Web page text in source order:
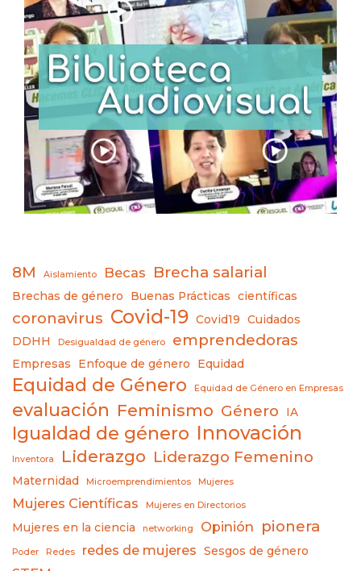
8M Aislamiento Becas Brecha salarial
Brechas de género Buenas Prácticas científicas
coronavirus Covid-19 Covid19
Cuidados
DDHH
Desigualdad de género emprendedoras
Empresas Enfoque de género Equidad
Equidad de Género Equidad de Género en Empresas
evaluación Feminismo Género IA
Igualdad de género Innovación
Inventora Liderazgo Liderazgo Femenino
Maternidad Microemprendimientos Mujeres
Mujeres Científicas Mujeres en Directorios
Mujeres en la ciencia networking Opinión pionera
Poder Redes redes de mujeres Sesgos de género